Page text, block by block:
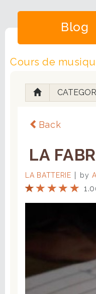
Blog
Cours de
Back
LA
LA BATTERIE by